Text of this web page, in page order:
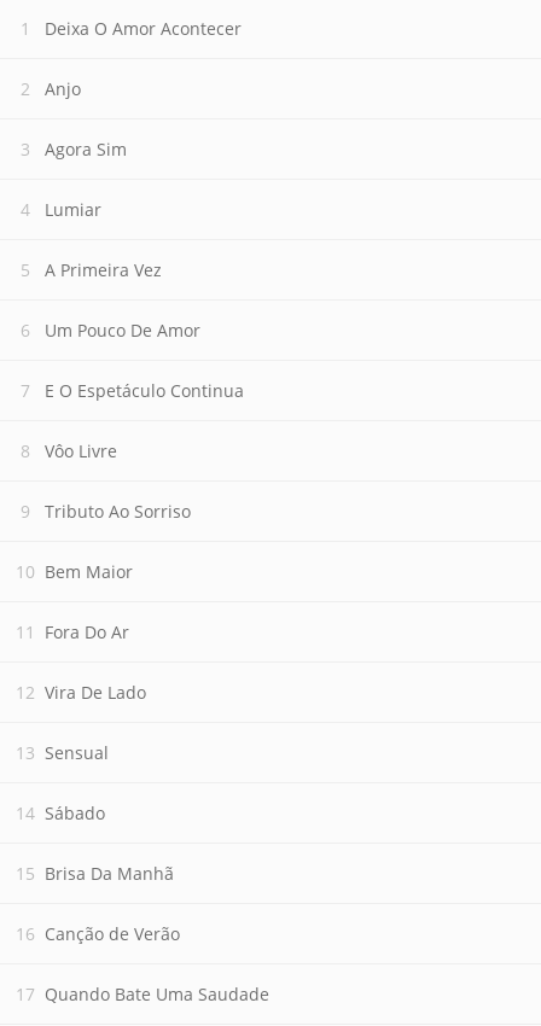
Deixa O Amor Acontecer
Anjo
Agora Sim
Lumiar
A Primeira Vez
Um Pouco De Amor
E O Espetáculo Continua
Vôo Livre
Tributo Ao Sorriso
Bem Maior
Fora Do Ar
Vira De Lado
Sensual
Sábado
Brisa Da Manhã
Canção de Verão
Quando Bate Uma Saudade